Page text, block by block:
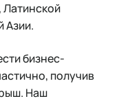
Азии.
бизнес-
получив
Наш